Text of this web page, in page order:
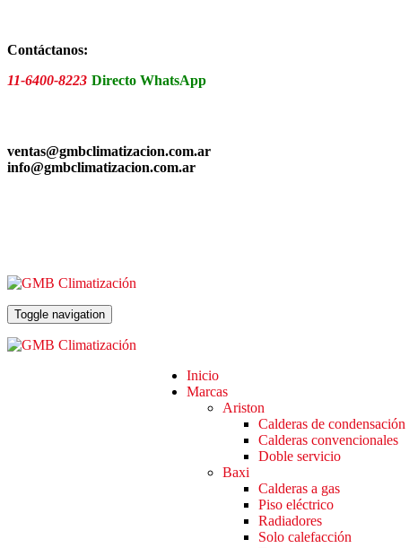
the
Contáctanos:
11-6400-8223 Directo WhatsApp
ventas@gmbclimatizacion.com.ar
info@gmbclimatizacion.com.ar
Toggle navigation
Inicio
Marcas
Ariston
Calderas de condensación
Calderas convencionales
Doble servicio
Baxi
Calderas a gas
Piso eléctrico
Radiadores
Solo calefacción